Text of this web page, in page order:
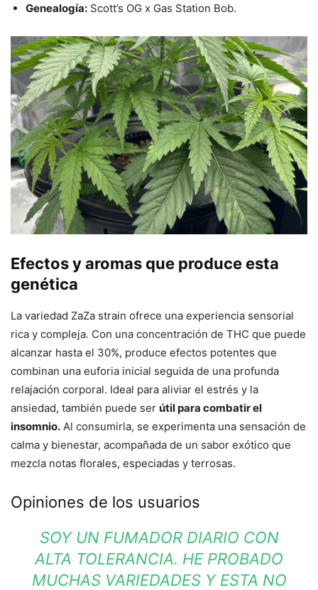
Genealogía: Scott’s OG x Gas Station Bob.
Efectos y aromas que produce esta
genética
La variedad ZaZa strain ofrece una experiencia sensorial
rica y compleja. Con una concentración de THC que puede
alcanzar hasta el 30%, produce efectos potentes que
combinan una euforia inicial seguida de una profunda
relajación corporal. Ideal para aliviar el estrés y la
ansiedad, también puede ser útil para combatir el
insomnio. Al consumirla, se experimenta una sensación de
calma y bienestar, acompañada de un sabor exótico que
mezcla notas florales, especiadas y terrosas.
Opiniones de los usuarios
SOY UN FUMADOR DIARIO CON
ALTA TOLERANCIA. HE PROBADO
MUCHAS VARIEDADES Y ESTA NO